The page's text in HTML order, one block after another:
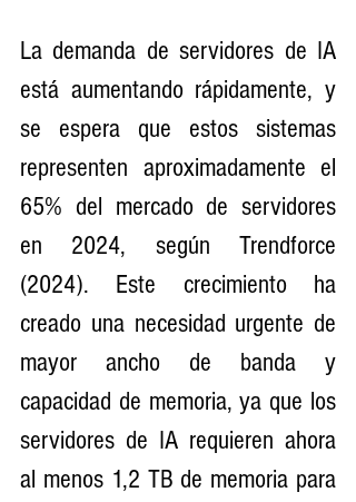
La demanda de servidores de IA
está aumentando rápidamente, y
se espera que estos sistemas
representen aproximadamente el
65% del mercado de servidores
en 2024, según Trendforce
(2024). Este crecimiento ha
creado una necesidad urgente de
mayor ancho de banda y
capacidad de memoria, ya que los
servidores de IA requieren ahora
al menos 1,2 TB de memoria para